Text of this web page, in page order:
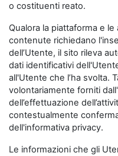
o costituenti reato.
Qualora la piattaforma e
contenute richiedano
dell’Utente, il sito rileva
dati identificativi
all'Utente che l’ha svolta.
volontariamente forniti
dell’effettuazione
contestualmente
dell'informativa privacy.
Le informazioni che gli